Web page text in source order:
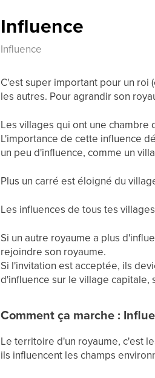
Influence
Influence
C'est super important pour un roi
les autres. Pour agrandir son
Les villages qui ont une
L'importance de cette influence
un peu d'influence, comme un
Plus un carré est éloigné du
Les influences de tous tes
Si un autre royaume a plus
rejoindre son royaume.
Si l'invitation est acceptée, ils
d'influence sur le village capitale,
Comment ça marche :
Le territoire d'un royaume, c'est
ils influencent les champs